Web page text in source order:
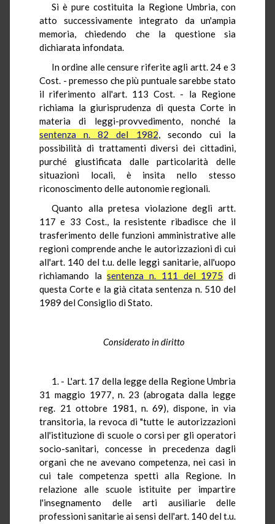
Si è pure costituita la Regione Umbria, con
atto successivamente integrato da un'ampia
memoria, chiedendo che la questione sia
dichiarata infondata.
In ordine alle censure riferite agli artt. 24 e 3
Cost. - premesso che più puntuale sarebbe stato
il riferimento all'art. 113 Cost. - la Regione
richiama la giurisprudenza di questa Corte in
materia di leggi-provvedimento, nonché la
sentenza n. 82 del 1982, secondo cui la
possibilità di trattamenti diversi dei cittadini,
purché giustificata dalle particolarità delle
situazioni locali, è insita nello stesso
riconoscimento delle autonomie regionali.
Quanto alla pretesa violazione degli artt.
117 e 33 Cost., la resistente ribadisce che il
trasferimento delle funzioni amministrative alle
regioni comprende anche le autorizzazioni di cui
all'art. 140 del t.u. delle leggi sanitarie, all'uopo
richiamando lasentenza n. 111 del 1975 di
questa Corte e la già citata sentenza n. 510 del
1989 del Consiglio di Stato.
Considerato in diritto
1. - L'art. 17 della legge della Regione Umbria
31 maggio 1977, n. 23 (abrogata dalla legge
reg. 21 ottobre 1981, n. 69), dispone, in via
transitoria, la revoca di "tutte le autorizzazioni
all'istituzione di scuole o corsi per gli operatori
socio-sanitari, concesse in precedenza dagli
organi che ne avevano competenza, nei casi in
cui tale competenza spetti alla Regione. In
relazione alle scuole istituite per impartire
l'insegnamento delle arti ausiliarie delle
professioni sanitarie ai sensi dell'art. 140 del t.u.